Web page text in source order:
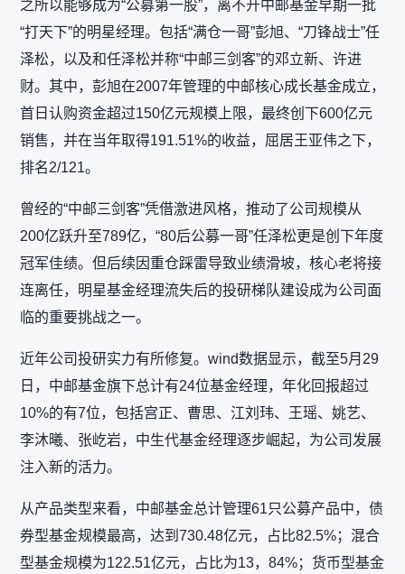
之所以能够成为“公募第一股”，离不开中邮基金早期一批
“打天下”的明星经理。包括“满仓一哥”彭旭、“刀锋战士”任
泽松，以及和任泽松并称“中邮三剑客”的邓立新、许进
财。其中，彭旭在2007年管理的中邮核心成长基金成立，
首日认购资金超过150亿元规模上限，最终创下600亿元
销售，并在当年取得191.51%的收益，屈居王亚伟之下，
排名2/121。
曾经的“中邮三剑客”凭借激进风格，推动了公司规模从
200亿跃升至789亿，“80后公募一哥”任泽松更是创下年度
冠军佳绩。但后续因重仓踩雷导致业绩滑坡，核心老将接
连离任，明星基金经理流失后的投研梯队建设成为公司面
临的重要挑战之一。
近年公司投研实力有所修复。wind数据显示，截至5月29
日，中邮基金旗下总计有24位基金经理，年化回报超过
10%的有7位，包括宫正、曹思、江刘玮、王瑶、姚艺、
李沐曦、张屹岩，中生代基金经理逐步崛起，为公司发展
注入新的活力。
从产品类型来看，中邮基金总计管理61只公募产品中，债
券型基金规模最高，达到730.48亿元，占比82.5%；混合
型基金规模为122.51亿元，占比为13，84%；货币型基金